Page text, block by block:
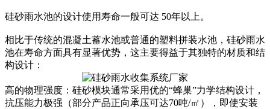
硅砂雨水池的设计使用寿命一般可达 50年以上。
相比于传统的混凝土蓄水池或普通的塑料拼装水池，硅砂雨水
池在寿命方面具有显著优势，这主要得益于其独特的材质和结
构设计：
高的物理强度：硅砂模块通常采用优的“蜂巢”力学结构设计，
抗压能力极强（部分产品正向承压可达70吨/㎡），即使安装